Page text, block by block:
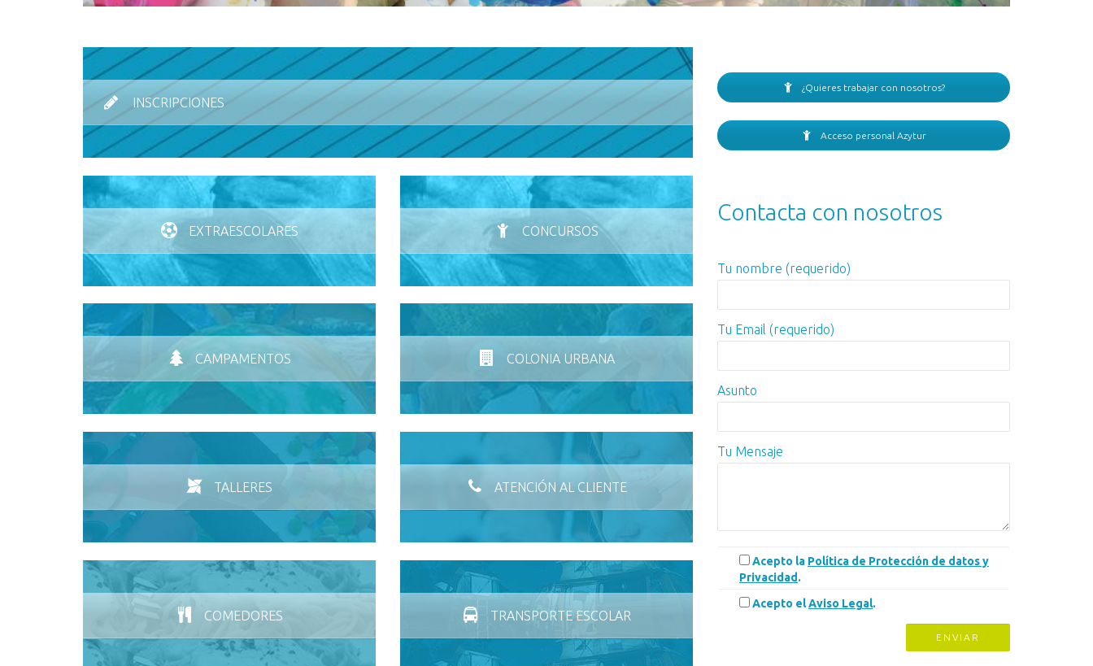
INSCRIPCIONES
EXTRAESCOLARES
CAMPAMENTOS
TALLERES
COMEDORES
CONCURSOS
COLONIA URBANA
ATENCIÓN AL CLIENTE
TRANSPORTE ESCOLAR
¿Quieres trabajar con nosotros?
Acceso personal Azytur
Contacta con nosotros
Tu nombre (requerido)
Tu Email (requerido)
Asunto
Tu Mensaje
Acepto la Política de Protección de datos y
Privacidad .
Acepto elAviso Legal.